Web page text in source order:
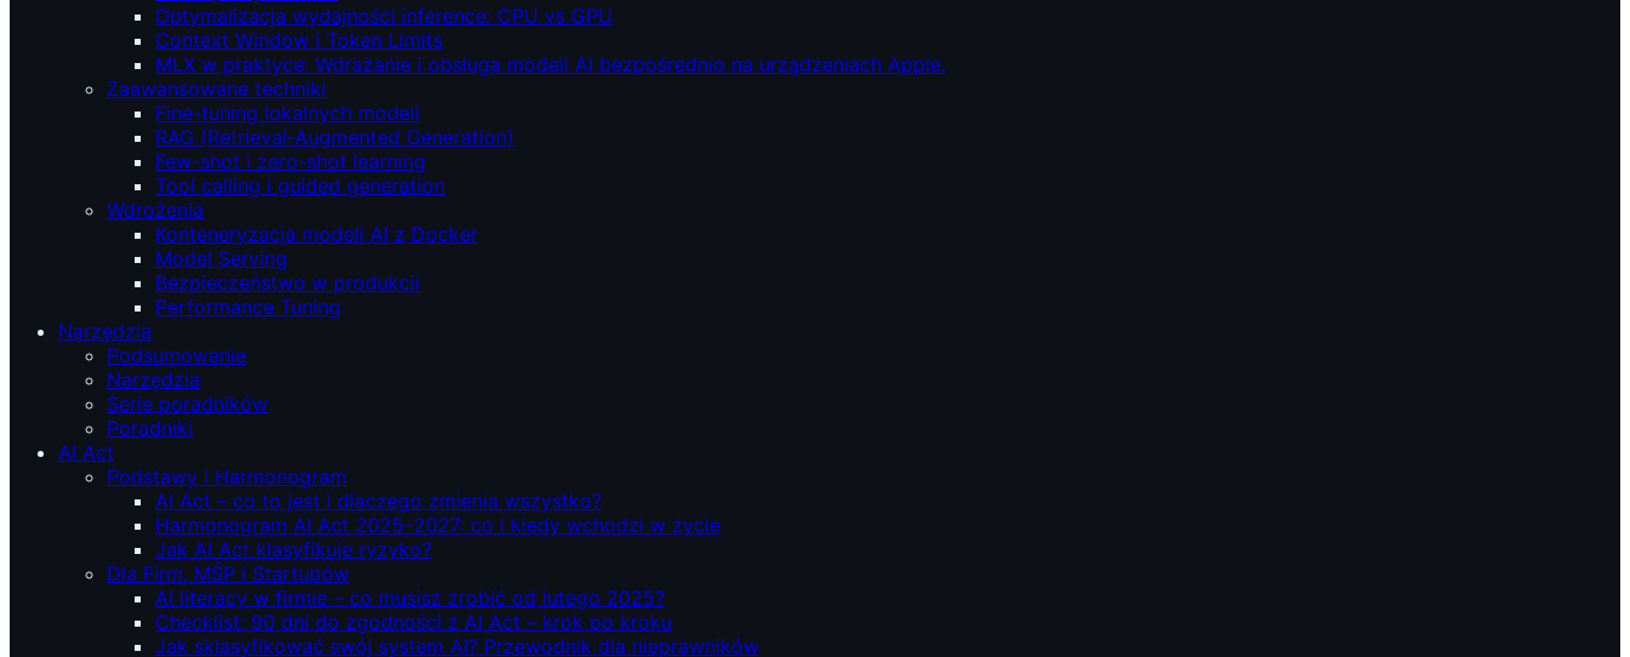
Optymalizacja wydajności inference: CPU vs GPU
Context Window i Token Limits
MLX w praktyce: Wdrażanie i obsługa modeli AI bezpośrednio na urządzeniach Apple.
Zaawansowane techniki
Fine-tuning lokalnych modeli
RAG (Retrieval‑Augmented Generation)
Few-shot i zero-shot learning
Tool calling i guided generation
Wdrożenia
Konteneryzacja modeli AI z Docker
Model Serving
Bezpieczeństwo w produkcji
Performance Tuning
Narzędzia
Podsumowanie
Narzędzia
Serie poradników
Poradniki
AI Act
Podstawy i Harmonogram
AI Act – co to jest i dlaczego zmienia wszystko?
Harmonogram AI Act 2025–2027: co i kiedy wchodzi w życie
Jak AI Act klasyfikuje ryzyko?
Dla Firm, MŚP i Startupów
AI literacy w firmie – co musisz zrobić od lutego 2025?
Checklist: 90 dni do zgodności z AI Act – krok po kroku
Jak sklasyfikować swój system AI? Przewodnik dla nieprawników